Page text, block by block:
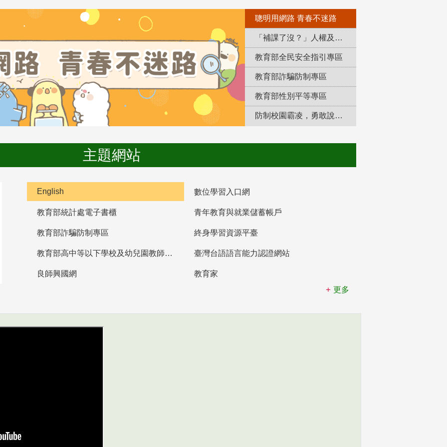
聰明用網路 青春不迷路
「補課了沒？」人權及轉型正義教育專區
教育部全民安全指引專區
教育部詐騙防制專區
教育部性別平等專區
防制校園霸凌，勇敢說出來！
主題網站
English 數位學習入口網
教育部統計處電子書櫃 青年教育與就業儲蓄帳戶
教育部詐騙防制專區 終身學習資源平臺
教育部高中等以下學校及幼兒園教師資格檢定考試 臺灣台語語言能力認證網站
良師興國網
教育家
更多